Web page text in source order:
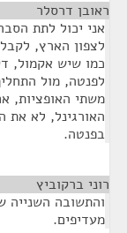
ראובן דרסלר
אני יכול לתת
לצפון הארץ,
כמו שיש אקמול,
לפנטה, מול
משתי האופציות,
האורגינל, לא את
בפנטה.
רוני ברקוביץ
והתשובה השנייה
מעדיפים.